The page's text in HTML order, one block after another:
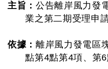
主旨： 公告離岸風力發
業之第二期受理申
依據： 離岸風力發電區
點第4點第4項、第6